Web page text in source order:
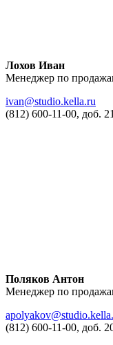
Лохов Иван
Менеджер по
ivan@studio.kella.ru
(812) 600-11-00, доб.
Поляков Антон
Менеджер по
(812) 600-11-00, доб.